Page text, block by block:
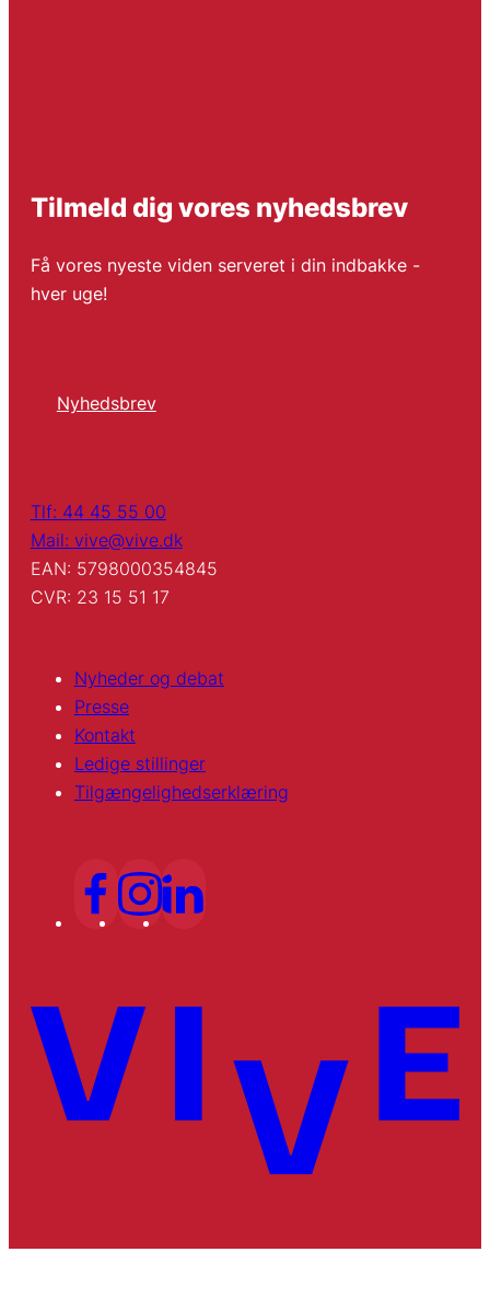
Tilmeld dig vores nyhedsbrev
Få vores nyeste viden serveret i din indbakke -
hver uge!
Nyhedsbrev
Tlf: 44 45 55 00
Mail: vive@vive.dk
EAN: 5798000354845
CVR: 23 15 51 17
Nyheder og debat
Presse
Kontakt
Ledige stillinger
Tilgængelighedserklæring